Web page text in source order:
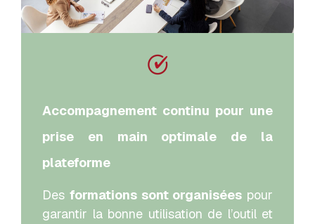
Accompagnement continu pour une
prise en main optimale de la
plateforme
Des formations sont organisées pour
garantir la bonne utilisation de l’outil et